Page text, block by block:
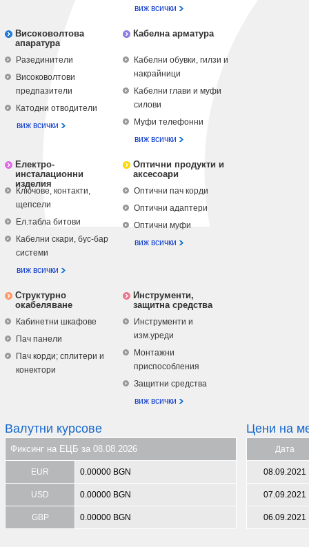
виж всички
Високоволтова
апаратура
Разединители
Високоволтови
предпазители
Катодни отводители
виж всички
Кабелна арматура
Кабелни обувки, гилзи и
накрайници
Кабелни глави и муфи
силови
Муфи телефонни
виж всички
Електро-
инсталационни
изделия
Ключове, контакти,
щепсели
Ел.табла битови
Кабелни скари, бус-бар
системи
виж всички
Оптични продукти и
аксесоари
Оптични пач корди
Оптични адаптери
Оптични муфи
виж всички
Структурно
окабеляване
Кабинетни шкафове
Пач панели
Пач корди; сплитери и
конектори
Инструменти,
защитна средства
Инструменти и
изм.уреди
Монтажни
приспособления
Защитни средства
виж всички
Валутни курсове
Фиксинг на ЕЦБ за 08.08.2026
EUR 0.00000 BGN
USD 0.00000 BGN
GBP 0.00000 BGN
Цени на
Дата
08.09.2021
07.09.2021
06.09.2021